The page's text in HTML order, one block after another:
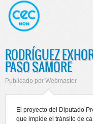
RODRÍGUEZ
PASO SAMORE
Publicado por Webmaster
El proyecto del Diputado
que impide el tránsito de